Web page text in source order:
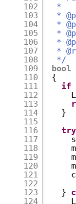
102
103
104
105
106
107
108
109
110
111
112
113
114
115
116
117
118
119
120
121
122
123
124
*
*
*
*
*
*
*/
bool
{
if
}
try
}